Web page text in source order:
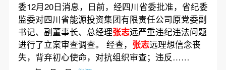
委12月20日消息，日前，经四川省委批准，省纪委
监委对四川省能源投资集团有限责任公司原党委副
书记、副董事长、总经理张志远严重违纪违法问题
进行了立案审查调查。 经查， 张志远理想信念丧
失，背弃初心使命，对抗组织审查；违反……